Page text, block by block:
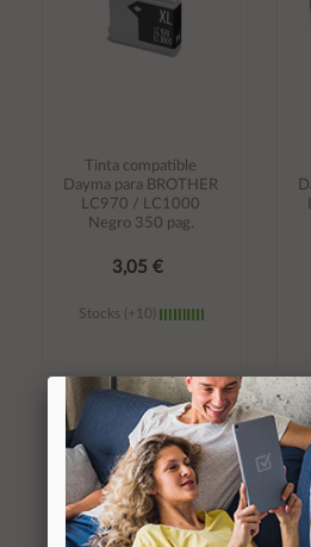
Tinta compatible
Dayma para BROTHER
LC970 / LC1000
Negro 350 pag.
3,05 €
Stocks (+10)
Añadir al
carrito